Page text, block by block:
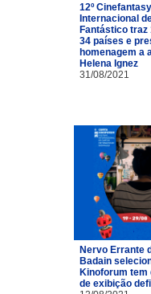
12º
Internacional
Fantástico traz
34 países e
homenagem a
Helena Ignez
31/08/2021
Nervo Errante
Badain
Kinoforum tem
de exibição